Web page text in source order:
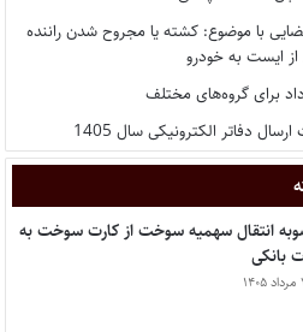
با موضوع: کشته یا مجروح شدن راننده
ایست به خودرو
برای گروه‌های مختلف
دفاتر الکترونیکی سال 1405
انتقال سهمیه سوخت از کارت سوخت به
بانکی